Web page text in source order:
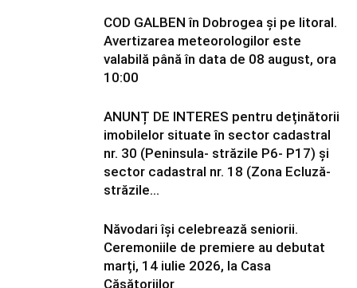
COD GALBEN în Dobrogea și pe litoral.
Avertizarea meteorologilor este
valabilă până în data de 08 august, ora
10:00
ANUNȚ DE INTERES pentru deținătorii
imobilelor situate în sector cadastral
nr. 30 (Peninsula- străzile P6- P17) și
sector cadastral nr. 18 (Zona Ecluză-
străzile...
Năvodari își celebrează seniorii.
Ceremoniile de premiere au debutat
marți, 14 iulie 2026, la Casa
Căsătoriilor